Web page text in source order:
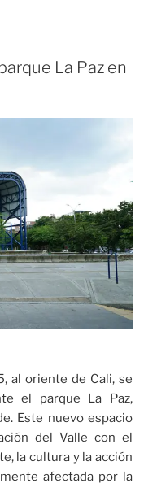
La Paz en
al oriente de Cali, se
el parque La Paz,
Este nuevo espacio
del Valle con el
la cultura y la acción
afectada por la